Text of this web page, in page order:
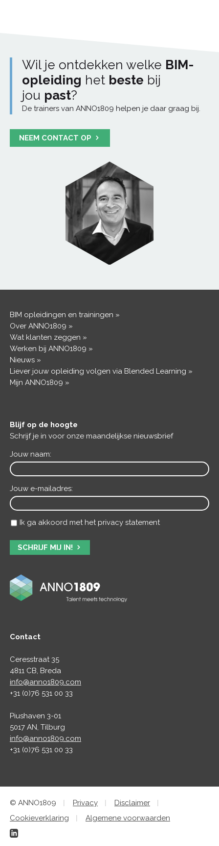
Wil je ontdekken welke BIM-
opleiding het beste bij
jou past?
De trainers van ANNO1809 helpen je daar graag bij.
NEEM CONTACT OP
BIM opleidingen en trainingen
Over ANNO1809
Wat klanten zeggen
Werken bij ANNO1809
Nieuws
Liever jouw opleiding volgen via Blended Learning
Mijn ANNO1809
Blijf op de hoogte
Schrijf je in voor onze maandelijkse nieuwsbrief
Jouw naam:
Jouw e-mailadres:
Ik ga akkoord met het privacy statement
SCHRIJF MIJ IN!
Contact
Ceresstraat 35
4811 CB, Breda
info@anno1809.com
+31 (0)76 531 00 33
Piushaven 3-01
5017 AN, Tilburg
info@anno1809.com
+31 (0)76 531 00 33
© ANNO1809 Privacy
Disclaimer
Cookieverklaring
Algemene voorwaarden